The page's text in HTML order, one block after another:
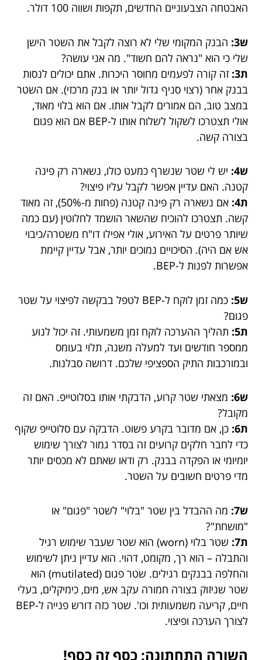
האבטחה הצבעוניים החדשים, תקפות ושווה 100 דולר.
ש3:
הבנק המקומי שלי לא רוצה לקבל את השטר הישן
שלי כי הוא "נראה להם חשוד". מה אני עושה?
ת3:
זה קורה לפעמים מחוסר היכרות. אתם יכולים לנסות
בבנק אחר (רצוי סניף גדול יותר או בנק מרכזי). אם השטר
במצב טוב, הם אמורים לקבל אותו. אם הוא בלוי מאוד,
אולי תצטרכו לשקול לשלוח אותו ל-BEP אם הוא פגום
בצורה קשה.
ש4:
יש לי שטר שנשרף כמעט כולו, נשארה רק פינה
קטנה. האם עדיין אפשר לקבל עליו פיצוי?
ת4:
אם נשארה רק פינה קטנה (פחות מ-50%), זה מאוד
קשה. תצטרכו להוכיח שהשאר הושמד לחלוטין (עם כמה
שיותר פרטים על האירוע, אולי אפילו דו"ח משטרה/כיבוי
אש אם היה). הסיכויים נמוכים יותר, אבל עדיין קיימת
אפשרות לפנות ל-BEP.
ש5:
כמה זמן לוקח ל-BEP לטפל בבקשה לפיצוי על שטר
פגום?
ת5:
תהליך ההערכה לוקח זמן משמעותי. זה יכול לנוע
ממספר חודשים ועד למעלה משנה, תלוי בעומס
ובמורכבות התיק הספציפי שלכם. דרושה סבלנות.
ש6:
מצאתי שטר קרוע, הדבקתי אותו בסלוטייפ. האם זה
מקובל?
ת6:
כן, אם מדובר בקרע פשוט. הדבקה עם סלוטייפ שקוף
כדי לחבר חלקים קרועים זה בסדר גמור לצורך שימוש
יומיומי או הפקדה בבנק. רק ודאו שאתם לא מכסים יותר
מדי פרטים חשובים על השטר.
ש7:
מה ההבדל בין שטר "בלוי" לשטר "פגום" או
"מושחת"?
ת7:
שטר בלוי (worn) הוא שטר שעבר שימוש רגיל
והתבלה – הוא רך, מקומט, דהוי. הוא עדיין ניתן לשימוש
והחלפה בבנקים רגילים. שטר פגום (mutilated) הוא
שטר שניזוק בצורה חמורה עקב אש, מים, כימיקלים, בעלי
חיים, קריעה משמעותית וכו'. שטר כזה דורש פנייה ל-BEP
לצורך הערכה ופיצוי.
השורה התחתונה: כסף זה כסף!